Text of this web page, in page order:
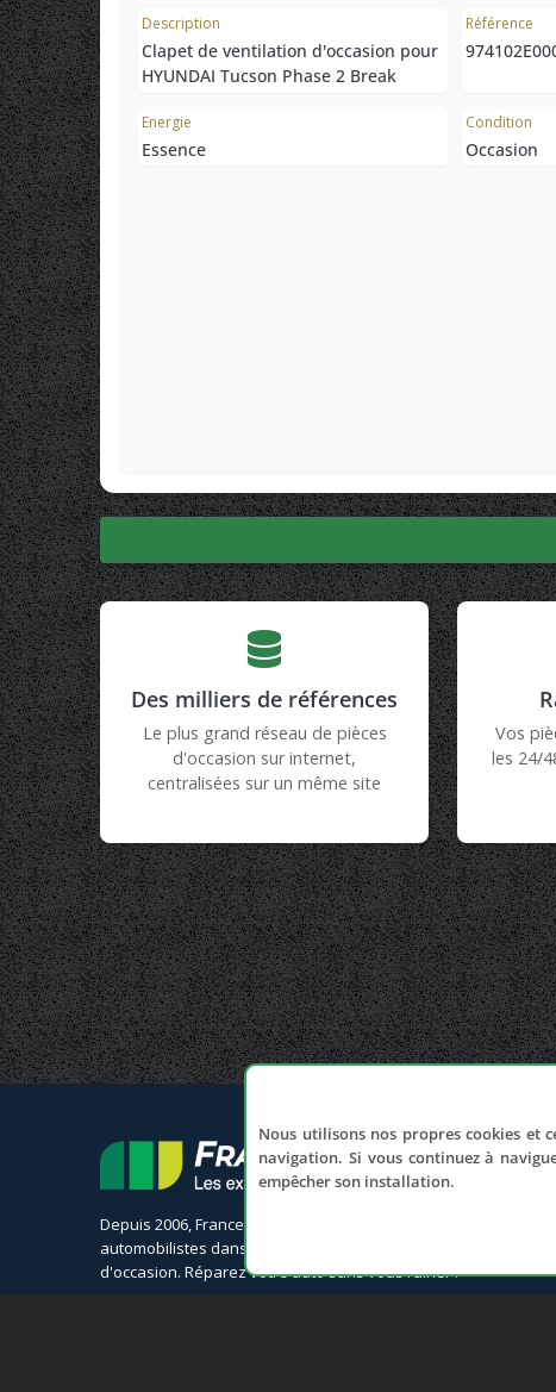
Description
Clapet de ventilation d'occasion pour
HYUNDAI Tucson Phase 2 Break
Référence
Energie
Essence
Condition
Occasion
Des milliers de références
Le plus grand réseau de pièces
d'occasion sur internet,
centralisées sur un même site
Vos
les 24/
Depuis 2006, France Casse accompagne les
automobilistes dans leur recherche de pièces
d'occasion. Réparez votre auto sans vous ruiner !
Nous utilisons nos propres cookies et
navigation. Si vous continuez à
empêcher son installation.